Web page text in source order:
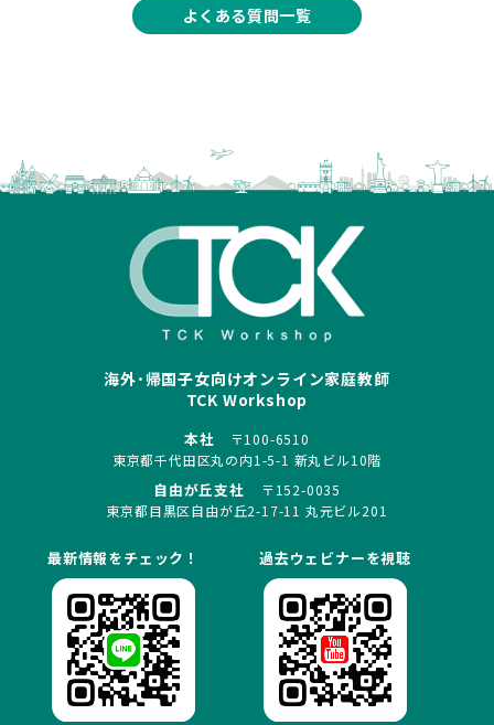
よくある質問一覧
海外･帰国子女向けオンライン家庭教師
TCK Workshop
本社
〒100-6510
東京都千代田区丸の内1-5-1 新丸ビル10階
自由が丘支社
〒152-0035
東京都目黒区自由が丘2-17-11 丸元ビル201
最新情報をチェック！ 過去ウェビナーを視聴